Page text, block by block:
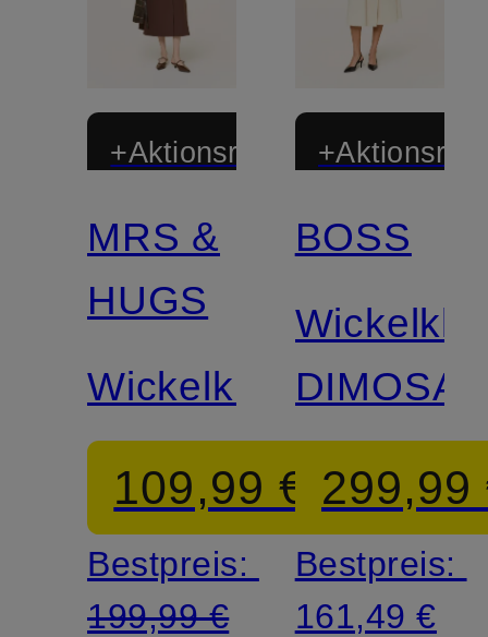
+Aktionsrabatt
MRS &
HUGS
Wickelkleid
109,99 €
Bestpreis:
199,99 €
BOSS
DIMOSA
299,99
Bestpreis:
161,49 €